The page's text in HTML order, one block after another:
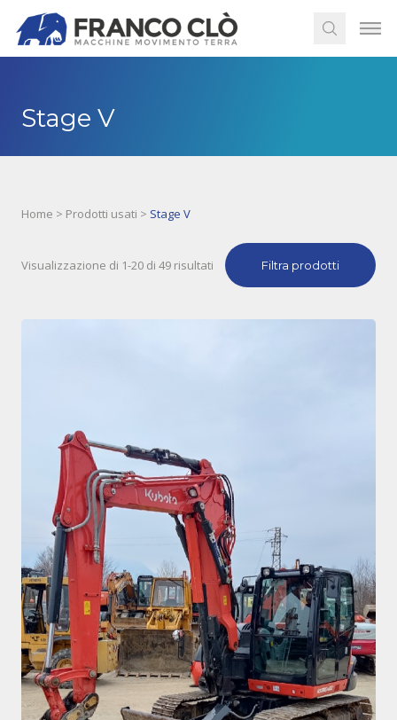
Stage V
Home > Prodotti usati > Stage V
Visualizzazione di 1-20 di 49 risultati Filtra prodotti